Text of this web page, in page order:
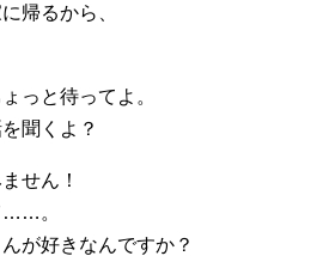
帰るから、
っと待ってよ。
聞くよ？
せん！
……。
が好きなんですか？